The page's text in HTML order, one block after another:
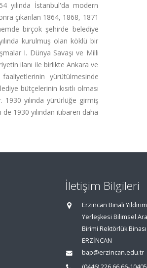
yılında İstanbul'da modern
çıkarılan 1864, 1868, 1871
birçok şehirde belediye
kurulmuş olan köklü bir
I. Dünya Savaşı ve Milli
ilanı ile birlikte Ankara ve
yürütülmesinde
bütçelerinin kısıtlı olması
1930 yılında yürürlüğe girmiş
1930 yılından itibaren daha
İletişim Bilgileri
Erzincan Binali
Yerleşkesi Bilimsel
Birimi Rektörlük Binası
ERZİNCAN
bap@erzincan.edu.tr